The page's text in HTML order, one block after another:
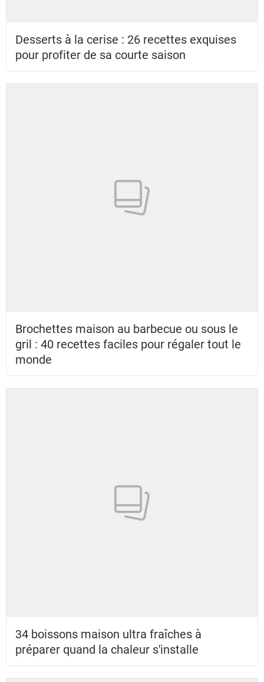
Desserts à la cerise : 26 recettes exquises
pour profiter de sa courte saison
Brochettes maison au barbecue ou sous le
gril : 40 recettes faciles pour régaler tout le
monde
34 boissons maison ultra fraîches à
préparer quand la chaleur s'installe